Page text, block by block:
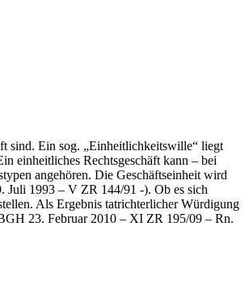
sind. Ein sog. „Einheitlichkeitswille“ liegt
einheitliches Rechtsgeschäft kann – bei
angehören. Die Geschäftseinheit wird
Juli 1993 – V ZR 144/91 -). Ob es sich
Als Ergebnis tatrichterlicher Würdigung
23. Februar 2010 – XI ZR 195/09 – Rn.